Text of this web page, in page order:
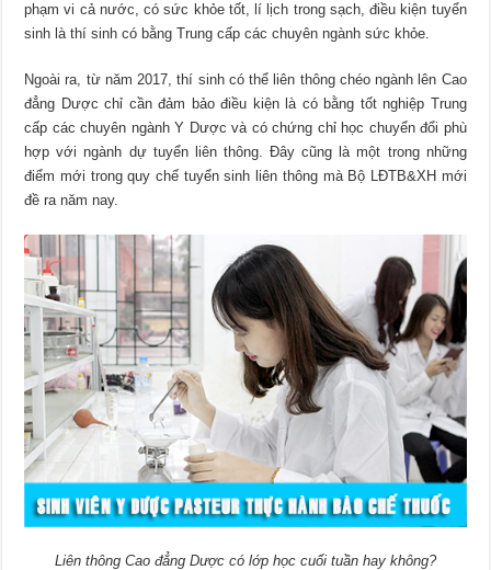
phạm vi cả nước, có sức khỏe tốt, lí lịch trong sạch, điều kiện tuyển
sinh là thí sinh có bằng Trung cấp các chuyên ngành sức khỏe.
Ngoài ra, từ năm 2017, thí sinh có thể liên thông chéo ngành lên Cao
đẳng Dược chỉ cần đảm bảo điều kiện là có bằng tốt nghiệp Trung
cấp các chuyên ngành Y Dược và có chứng chỉ học chuyển đổi phù
hợp với ngành dự tuyển liên thông. Đây cũng là một trong những
điểm mới trong quy chế tuyển sinh liên thông mà Bộ LĐTB&XH mới
đề ra năm nay.
Liên thông Cao đẳng Dược có lớp học cuối tuần hay không?